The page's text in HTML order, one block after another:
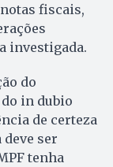
fiscais,
investigada.
do
in dubio
de certeza
deve ser
tenha